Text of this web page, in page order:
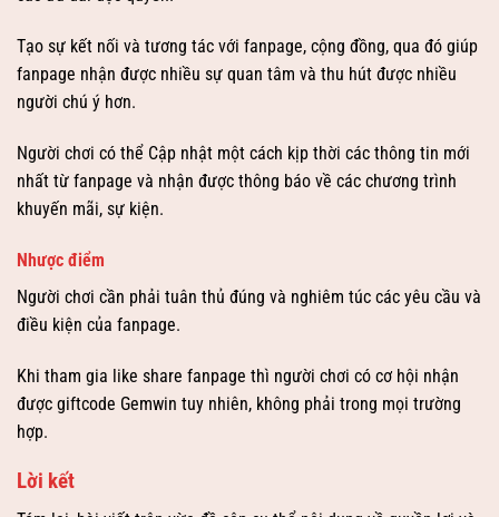
Tạo sự kết nối và tương tác với fanpage, cộng đồng, qua đó giúp
fanpage nhận được nhiều sự quan tâm và thu hút được nhiều
người chú ý hơn.
Người chơi có thể Cập nhật một cách kịp thời các thông tin mới
nhất từ fanpage và nhận được thông báo về các chương trình
khuyến mãi, sự kiện.
Nhược điểm
Người chơi cần phải tuân thủ đúng và nghiêm túc các yêu cầu và
điều kiện của fanpage.
Khi tham gia like share fanpage thì người chơi có cơ hội nhận
được giftcode Gemwin tuy nhiên, không phải trong mọi trường
hợp.
Lời kết